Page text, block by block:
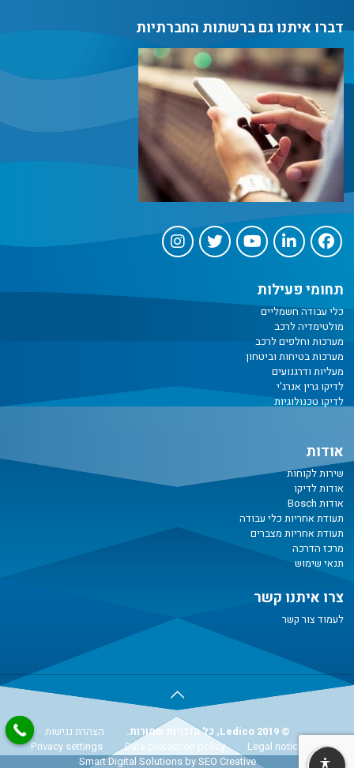
דברו איתנו גם ברשתות החברתיות
תחומי פעילות
כלי עבודה חשמליים
מולטימדיה לרכב
מערכות וחלפים לרכב
מערכות בטיחות וביטחון
מעליות ודרגנועים
לדיקו גרין אנרג'י
לדיקו טכנולוגיות
אודות
שירות לקוחות
אודות לדיקו
אודות Bosch
תעודת אחריות כלי עבודה
תעודת אחריות מצברים
מרכז הדרכה
תנאי שימוש
צרו איתנו קשר
לעמוד צור קשר
© Ledico 2019, כל הזכויות שמורות.
הצהרת נגישות
Legal notice
Data protection policy
Privacy settings
Smart Digital Solutionsby SEO Creative